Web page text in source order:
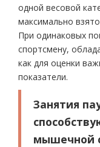
одной весовой
максимально
При одинаковых
спортсмену,
как для оценки
показатели.
Занятия
мышечной